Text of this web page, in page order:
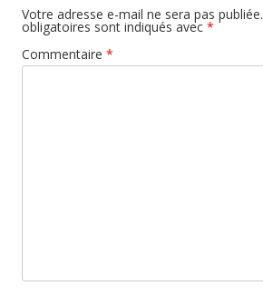
Votre adresse e-mail ne sera pas publiée.
obligatoires sont indiqués avec *
Commentaire *